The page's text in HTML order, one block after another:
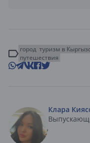
город туризм в
путешествия
Клара